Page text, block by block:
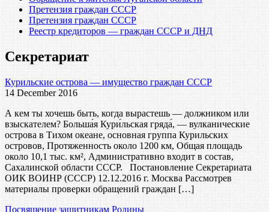
Претензия граждан СССР
Претензия граждан СССР
Реестр кредиторов — граждан СССР и ДНД
Секретариат
Курильские острова — имущество граждан СССР
14 December 2016
А кем ты хочешь быть, когда вырастешь — должником или
взыскателем? Больша́я Кури́льская гряда́, — вулканические
острова в Тихом океане, основная группа Курильских
островов, Протяженность около 1200 км, Общая площадь
около 10,1 тыс. км², Административно входит в состав,
Сахалинской области СССР. Постановление Секретариата
ОИК ВОИНР (СССР) 12.12.2016 г. Москва Рассмотрев
материалы проверки обращений граждан […]
Посвящение защитникам Родины